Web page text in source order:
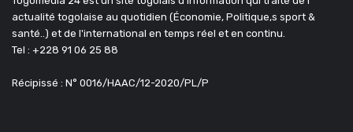
actualité togolaise au quotidien (Économie, Politique,s sport &
santé..) et de l'international en temps réel et en continu.
Tel : +228 91 06 25 88
Récipissé : N° 0016/HAAC/12-2020/PL/P